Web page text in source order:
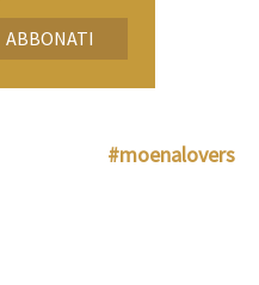
ABBONATI
#moenalovers